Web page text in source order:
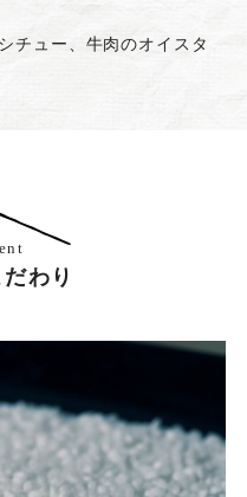
チュー、牛肉のオイスタ
わり